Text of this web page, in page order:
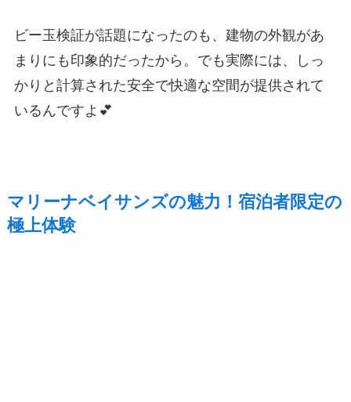
ビー玉検証が話題になったのも、建物の外観があ
まりにも印象的だったから。でも実際には、しっ
かりと計算された安全で快適な空間が提供されて
いるんですよ💕
マリーナベイサンズの魅力！宿泊者限定の
極上体験